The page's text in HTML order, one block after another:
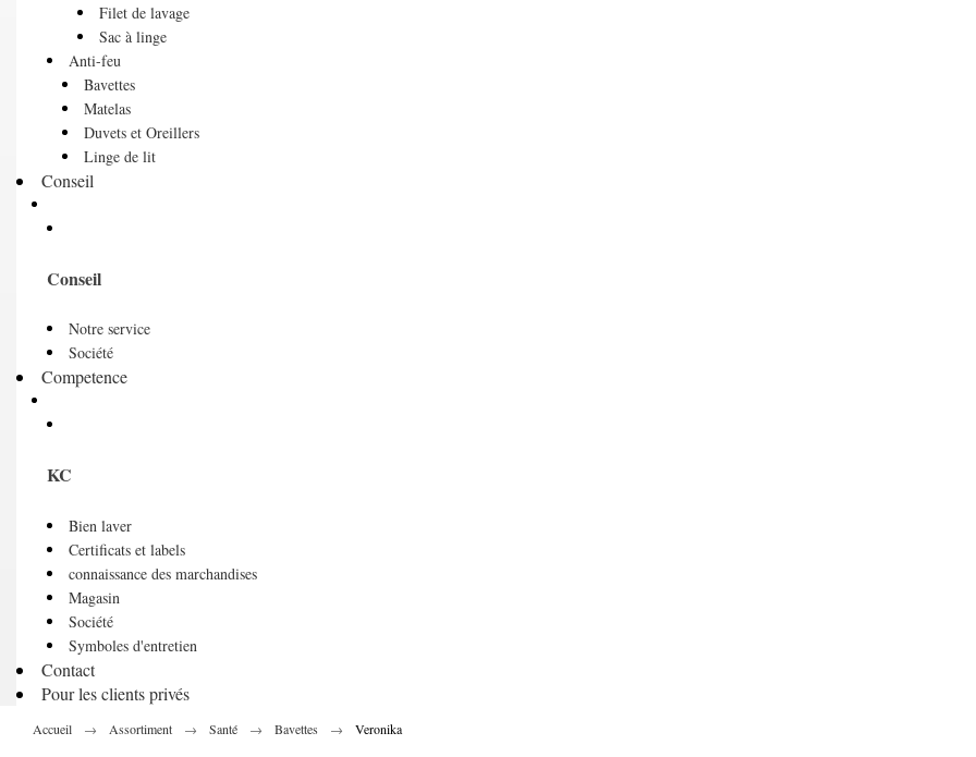
Filet de lavage
Sac à linge
Anti-feu
Bavettes
Matelas
Duvets et Oreillers
Linge de lit
Conseil
Conseil
Notre service
Société
Competence
KC
Bien laver
Certificats et labels
connaissance des marchandises
Magasin
Société
Symboles d'entretien
Contact
Pour les clients privés
Accueil Assortiment Santé Bavettes Veronika